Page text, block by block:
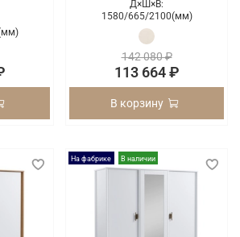
Д×Ш×В:
1580/665/2100(мм)
142 080 ₽
113 664 ₽
В корзину
На фабрике В наличии